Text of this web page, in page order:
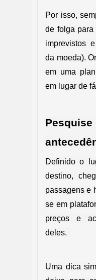
Por isso,
de folga
imprevistos
da moeda).
em uma
em lugar de
Definido o
destino,
passagens e
se em
preços e
deles.
Uma dica